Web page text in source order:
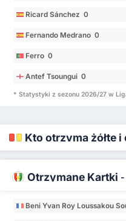
Ricard Sánchez 0
Fernando Medrano 0
Ferro 0
Antef Tsoungui 0
* Statystyki z sezonu 2026/27 w
Kto otrzyma żółte
Otrzymane Kartki -
Beni Yvan Roy Loussakou